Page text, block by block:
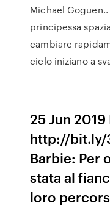
Michael
principessa
cambiare
cielo iniziano a
25 Jun 2019
http://bit.ly/
Barbie: Per
stata al
loro